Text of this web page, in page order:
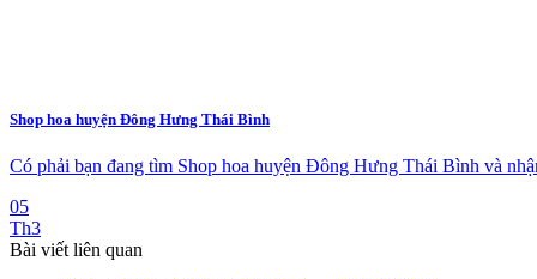
Shop hoa huyện Đông Hưng Thái Bình
Có phải bạn đang tìm Shop hoa huyện Đông Hưng Thái Bình và
05
Th3
Bài viết liên quan